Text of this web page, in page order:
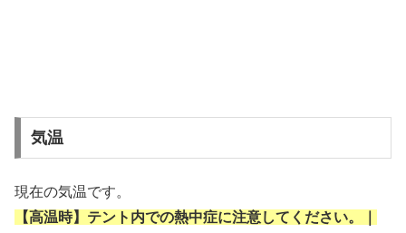
気温
現在の気温です。
【高温時】テント内での熱中症に注意してください。｜